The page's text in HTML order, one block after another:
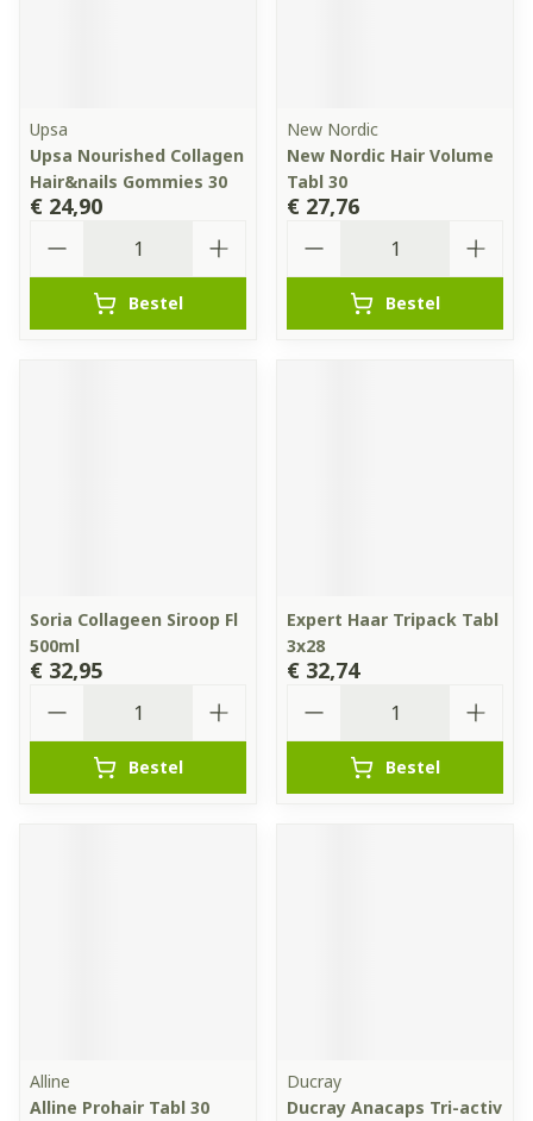
Upsa
Upsa Nourished Collagen
Hair&nails Gommies 30
€ 24,90
Bestel
New Nordic
New Nordic Hair Volume
Tabl 30
€ 27,76
Bestel
Soria Collageen Siroop Fl
500ml
€ 32,95
Bestel
Expert Haar Tripack Tabl
3x28
€ 32,74
Bestel
Alline
Alline Prohair Tabl 30
Ducray
Ducray Anacaps Tri-activ